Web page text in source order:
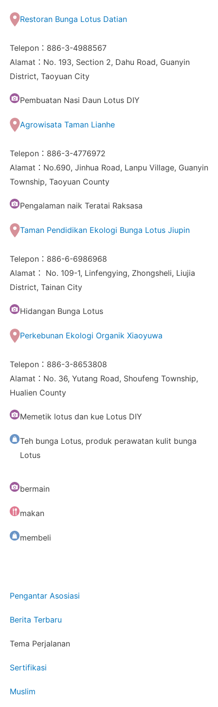
Restoran Bunga Lotus Datian
Telepon：886-3-4988567
Alamat：No. 193, Section 2, Dahu Road, Guanyin
District, Taoyuan City
Pembuatan Nasi Daun Lotus DIY
Agrowisata Taman Lianhe
Telepon：886-3-4776972
Alamat：No.690, Jinhua Road, Lanpu Village, Guanyin
Township, Taoyuan County
Pengalaman naik Teratai Raksasa
Taman Pendidikan Ekologi Bunga Lotus Jiupin
Telepon：886-6-6986968
Alamat： No. 109-1, Linfengying, Zhongsheli, Liujia
District, Tainan City
Hidangan Bunga Lotus
Perkebunan Ekologi Organik Xiaoyuwa
Telepon：886-3-8653808
Alamat：No. 36, Yutang Road, Shoufeng Township,
Hualien County
Memetik lotus dan kue Lotus DIY
Teh bunga Lotus, produk perawatan kulit bunga
Lotus
bermain
makan
membeli
Pengantar Asosiasi
Berita Terbaru
Tema Perjalanan
Sertifikasi
Muslim